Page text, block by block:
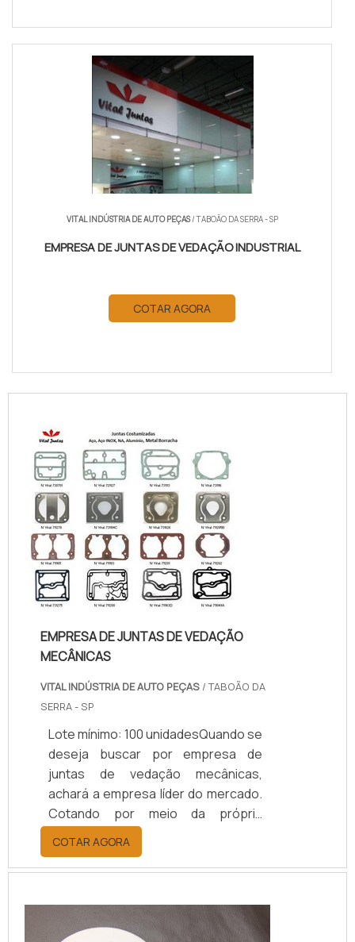
VITAL INDÚSTRIA DE AUTO PEÇAS/ TABOÃO DA SERRA - SP
EMPRESA DE JUNTAS DE VEDAÇÃO INDUSTRIAL
COTAR AGORA
EMPRESA DE JUNTAS DE VEDAÇÃO
MECÂNICAS
VITAL INDÚSTRIA DE AUTO PEÇAS / TABOÃO DA
SERRA - SP
Lote mínimo: 100 unidadesQuando se
deseja buscar por empresa de
juntas de vedação mecânicas,
achará a empresa líder do mercado.
Cotando por meio da própria
empresa e achando a melhor em
qualidade e custo benefício.Quando
o interesse é por empresa de juntas
melhor mão de obra da Vital Indústria
de Auto Peças o cliente obterá
COTAR AGORA